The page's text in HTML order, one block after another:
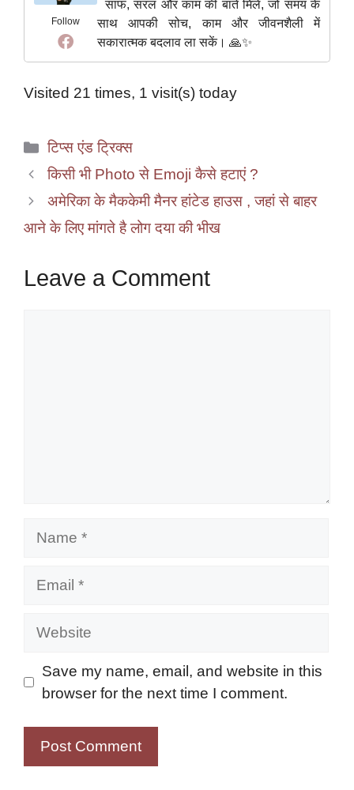
Follow
साफ, सरल और काम की बातें मिलें, जो समय के
साथ आपकी सोच, काम और जीवनशैली में
सकारात्मक बदलाव ला सकें। 🙏✨
Visited 21 times, 1 visit(s) today
Categories
टिप्स एंड ट्रिक्स
किसी भी Photo से Emoji कैसे हटाएं ?
अमेरिका के मैककेमी मैनर हांटेड हाउस , जहां से बाहर
आने के लिए मांगते है लोग दया की भीख
Leave a Comment
Website
Save my name, email, and website in this
browser for the next time I comment.